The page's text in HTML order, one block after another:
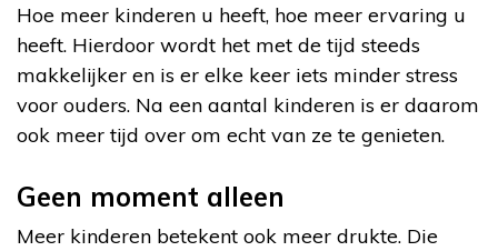
Hoe meer kinderen u heeft, hoe meer ervaring u
heeft. Hierdoor wordt het met de tijd steeds
makkelijker en is er elke keer iets minder stress
voor ouders. Na een aantal kinderen is er daarom
ook meer tijd over om echt van ze te genieten.
Geen moment alleen
Meer kinderen betekent ook meer drukte. Die